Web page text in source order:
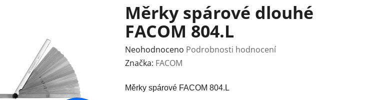
Měrky spárové dlouhé
FACOM 804.L
Průměrné
hodnocení
je
Neohodnoceno Podrobnosti hodnocení
Značka: FACOM
Měrky spárové FACOM 804.L